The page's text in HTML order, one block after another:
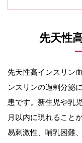
先天性
先天性高インスリン
ンスリンの過剰分泌
患です。新生児や乳
月以内に現れること
易刺激性、哺乳困難